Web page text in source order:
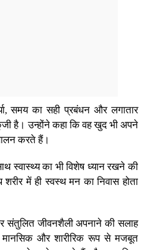
समय का सही प्रबंधन और लगातार
है। उन्होंने कहा कि वह खुद भी अपने
करते हैं।
स्वास्थ्य का भी विशेष ध्यान रखने की
में ही स्वस्थ मन का निवास होता
संतुलित जीवनशैली अपनाने की सलाह
मानसिक और शारीरिक रूप से मजबूत